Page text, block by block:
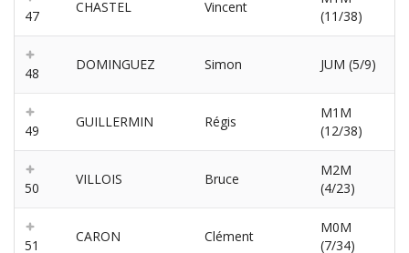
47
CHASTEL Vincent
(11/38)
48
DOMINGUEZ Simon JUM (5/9)
49
GUILLERMIN Régis
M1M
(12/38)
50
VILLOIS Bruce
M2M
(4/23)
51
CARON Clément
M0M
(7/34)